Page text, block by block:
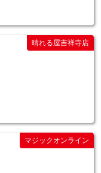
晴れる屋吉祥寺店
マジックオンライン